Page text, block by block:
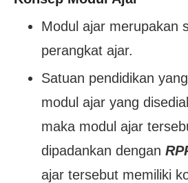
Modul ajar merupakan
perangkat ajar.
Satuan pendidikan
modul ajar yang
maka modul ajar
dipadankan dengan
ajar tersebut memiliki